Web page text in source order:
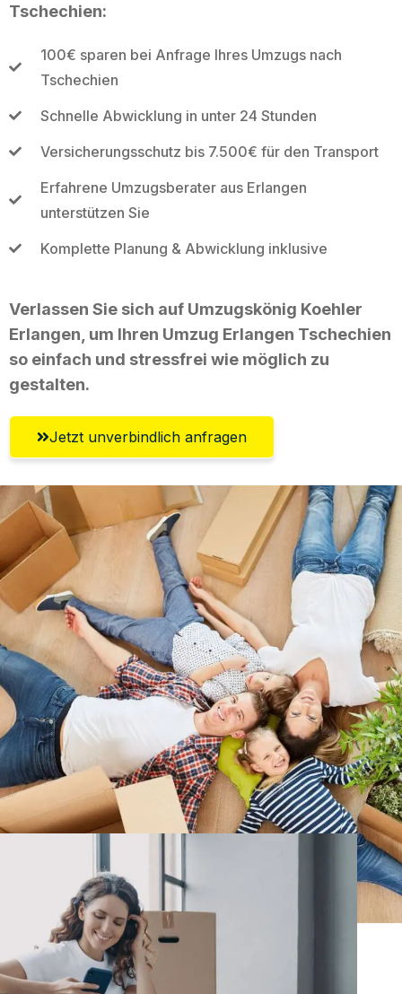
Tschechien:
100€ sparen bei Anfrage Ihres Umzugs nach
Tschechien
Schnelle Abwicklung in unter 24 Stunden
Versicherungsschutz bis 7.500€ für den Transport
Erfahrene Umzugsberater aus Erlangen
unterstützen Sie
Komplette Planung & Abwicklung inklusive
Verlassen Sie sich auf Umzugskönig Koehler
Erlangen, um Ihren Umzug Erlangen Tschechien
so einfach und stressfrei wie möglich zu
gestalten.
Jetzt unverbindlich anfragen